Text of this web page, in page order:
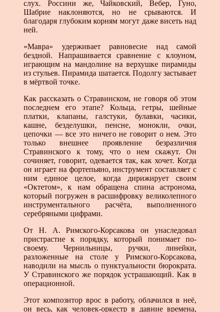
слух. Россини же, Чайковский, Вебер, Гуно,
Шабрие наклоняются, но не срываются. И
благодаря глубоким корням могут даже висеть над
ней.
«Мавра» удерживает равновесие над самой
бездной. Напрашивается сравнение с клоуном,
играющим на мандолине на верхушке пирамиды
из стульев. Пирамида шатается. Подолгу застывает
в мёртвой точке.
Как рассказать о Стравинском, не говоря об этом
последнем его этапе? Кольца, гетры, шейные
платки, клапаны, галстуки, булавки, часики,
кашне, безделушки, пенсне, монокли, очки,
цепочки — все это ничего не говорит о нем. Это
только внешнее проявление безразличия
Стравинского к тому, что о нем скажут. Он
сочиняет, говорит, одевается так, как хочет. Когда
он играет на фортепьяно, инструмент составляет с
ним единое целое, когда дирижирует своим
«Октетом», к нам обращена спина астронома,
который погружен в расшифровку великолепного
инструментального расчёта, выполненного
серебряными цифрами.
От Н. А. Римского-Корсакова он унаследовал
пристрастие к порядку, который понимает по-
своему. Чернильницы, ручки, линейки,
разложенные на столе у Римского-Корсакова,
наводили на мысль о пунктуальности бюрократа.
У Стравинского же порядок устрашающий. Как в
операционной.
Этот композитор врос в работу, облачился в неё,
он весь, как человек-оркестр в давние времена,